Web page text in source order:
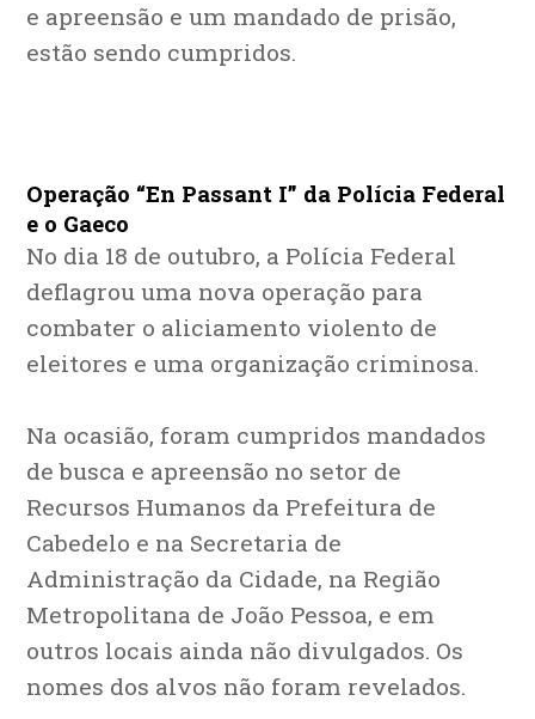
e apreensão e um mandado de prisão,
estão sendo cumpridos.
Operação “En Passant I” da Polícia Federal
e o Gaeco
No dia 18 de outubro, a Polícia Federal
deflagrou uma nova operação para
combater o aliciamento violento de
eleitores e uma organização criminosa.
Na ocasião, foram cumpridos mandados
de busca e apreensão no setor de
Recursos Humanos da Prefeitura de
Cabedelo e na Secretaria de
Administração da Cidade, na Região
Metropolitana de João Pessoa, e em
outros locais ainda não divulgados. Os
nomes dos alvos não foram revelados.